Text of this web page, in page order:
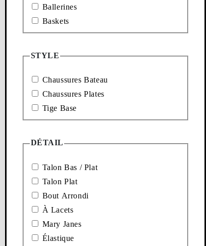
Ballerines
Baskets
STYLE
Chaussures Bateau
Chaussures Plates
Tige Base
DÉTAIL
Talon Bas / Plat
Talon Plat
Bout Arrondi
À Lacets
Mary Janes
Élastique